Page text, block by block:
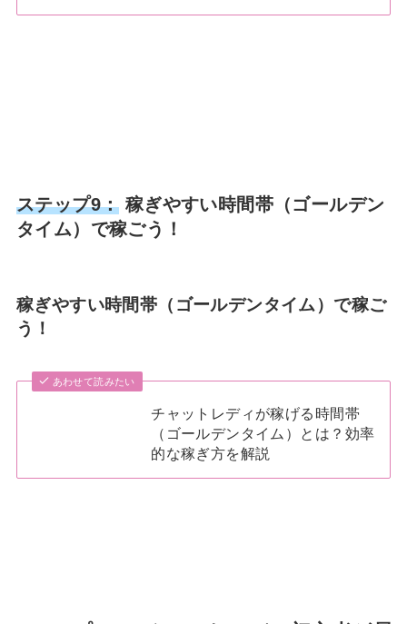
ステップ9： 稼ぎやすい時間帯（ゴールデン
タイム）で稼ごう！
稼ぎやすい時間帯（ゴールデンタイム）で稼ご
う！
あわせて読みたい
チャットレディが稼げる時間帯
（ゴールデンタイム）とは？効率
的な稼ぎ方を解説